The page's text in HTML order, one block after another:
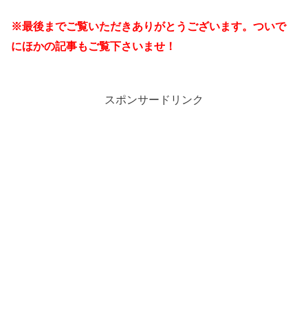
※最後までご覧いただきありがとうございます。ついで
にほかの記事もご覧下さいませ！
スポンサードリンク